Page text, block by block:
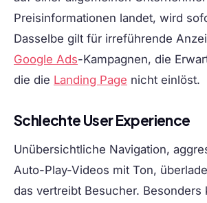
Preisinformationen landet, wird
Dasselbe gilt für irreführende
Google Ads-Kampagnen, die
die die Landing Page nicht einlöst.
Schlechte User Experience
Unübersichtliche Navigation,
Auto-Play-Videos mit Ton,
das vertreibt Besucher. Besonders